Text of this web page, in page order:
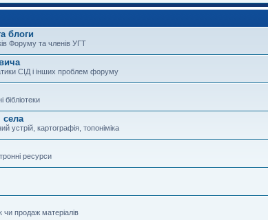
блоги
Форуму та членів УГТ
СІД і інших проблем форуму
бібліотеки
села
устрій, картографія, топоніміка
ресурси
продаж матеріалів